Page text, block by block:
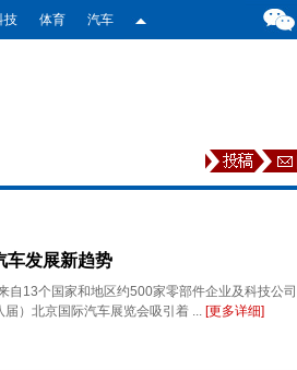
技 体育 汽车
车发展新趋势
13个国家和地区约500家零部件企业及科技公司
）北京国际汽车展览会吸引着 ... [更多详细]